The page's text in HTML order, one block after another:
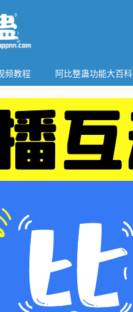
频教程 阿比整蛊功能大百科